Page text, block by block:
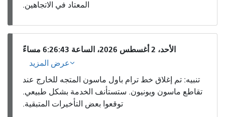
المعتاد في الاتجاهين.
الأحد، 2 أغسطس 2026، الساعة 6:26:43 مساءً
عرض المزيد
تنبيه: تم إغلاق خط ترام باول ماسون المتجه للخارج عند
تقاطع ماسون ويونيون. ستستأنف الخدمة بشكل طبيعي.
توقعوا بعض التأخيرات المتبقية.